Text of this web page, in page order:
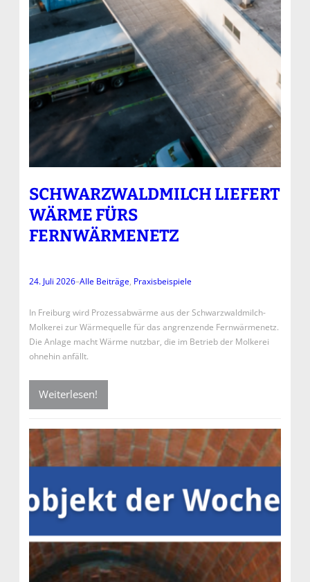
SCHWARZWALDMILCH LIEFERT
WÄRME FÜRS
FERNWÄRMENETZ
24. Juli 2026–Alle Beiträge, Praxisbeispiele
In Freiburg wird Prozessabwärme aus der Schwarzwaldmilch-
Molkerei zur Wärmequelle für das angrenzende Fernwärmenetz.
Die Anlage macht Wärme nutzbar, die im Betrieb der Molkerei
ohnehin anfällt.
Weiterlesen!